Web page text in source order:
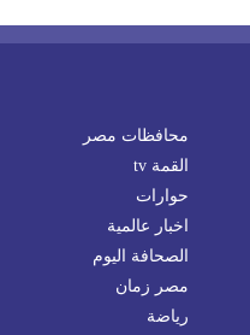
محافظات مصر
القمة tv
حوارات
اخبار عالمية
الصحافة اليوم
مصر زمان
رياضة